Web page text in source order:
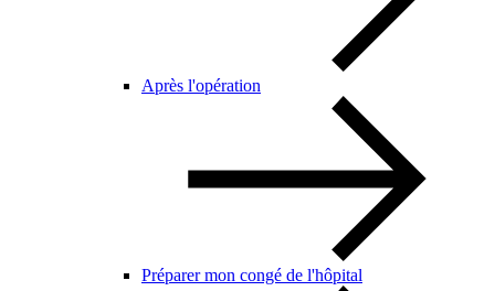
Après l'opération
Préparer mon congé de l'hôpital